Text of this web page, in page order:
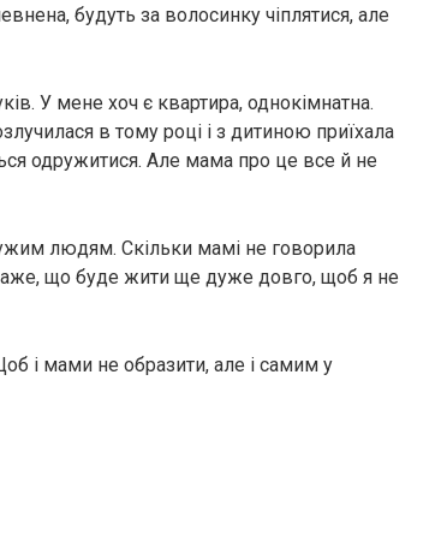
будуть за волосинку чіплятися, але
У мене хоч є квартира, однокімнатна.
в тому році і з дитиною приїхала
одружитися. Але мама про це все й не
людям. Скільки мамі не говорила
що буде жити ще дуже довго, щоб я не
і мами не образити, але і самим у